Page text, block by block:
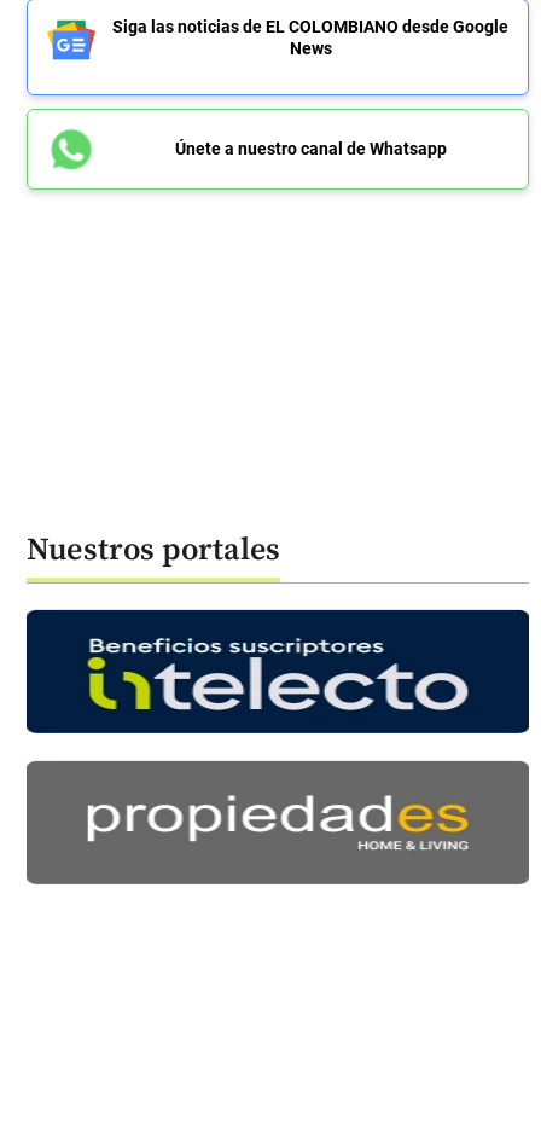
Siga las noticias de EL COLOMBIANO desde Google
News
Únete a nuestro canal de Whatsapp
Nuestros portales